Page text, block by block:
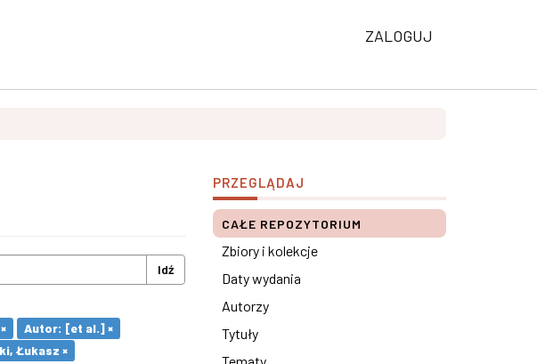
ZALOGUJ
Idź
Autor: [et al.] ×
Łukasz ×
PRZEGLĄDAJ
CAŁE REPOZYTORIUM
Zbiory i kolekcje
Daty wydania
Autorzy
Tytuły